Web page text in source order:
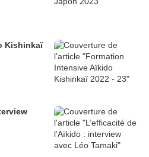
Kishinkaï